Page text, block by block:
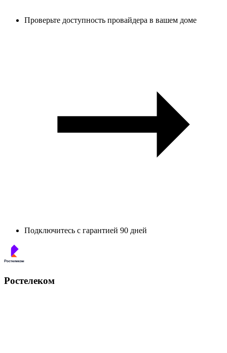
Проверьте доступность провайдера в вашем доме
Подключитесь с гарантией 90 дней
Ростелеком